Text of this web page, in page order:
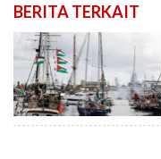
BERITA TERKAIT